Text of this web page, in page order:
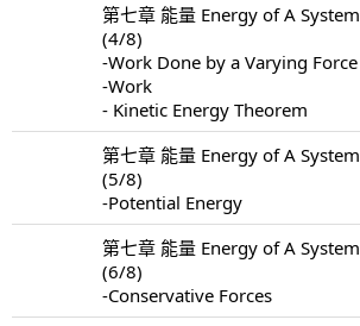
第七章 能量 Energy of A System
(4/8)
-Work Done by a Varying Force
-Work
- Kinetic Energy Theorem
第七章 能量 Energy of A System
(5/8)
-Potential Energy
第七章 能量 Energy of A System
(6/8)
-Conservative Forces